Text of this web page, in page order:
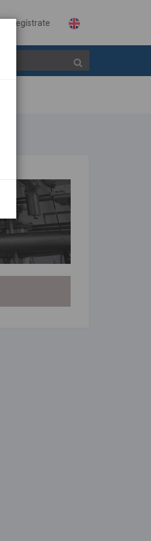
Regístrate